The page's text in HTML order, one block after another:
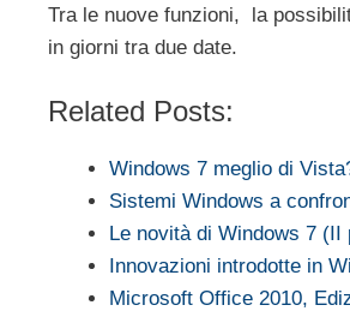
Tra le nuove funzioni, la
in giorni tra due date.
Related Posts:
Windows 7 meglio di
Sistemi Windows a
Le novità di Windows 7 (II
Innovazioni introdotte in
Microsoft Office 2010,